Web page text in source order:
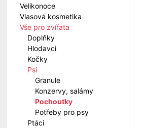
Velikonoce
Vlasová kosmetika
Vše pro zvířata
Doplňky
Hlodavci
Kočky
Psi
Granule
Konzervy, salámy
Pochoutky
Potřeby pro psy
Ptáci